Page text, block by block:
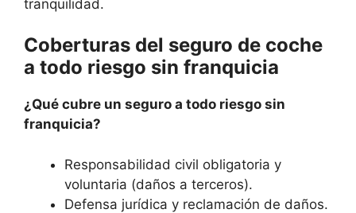
tranquilidad.
Coberturas del seguro de coche
a todo riesgo sin franquicia
¿Qué cubre un seguro a todo riesgo sin
franquicia?
Responsabilidad civil obligatoria y
voluntaria (daños a terceros).
Defensa jurídica y reclamación de daños.